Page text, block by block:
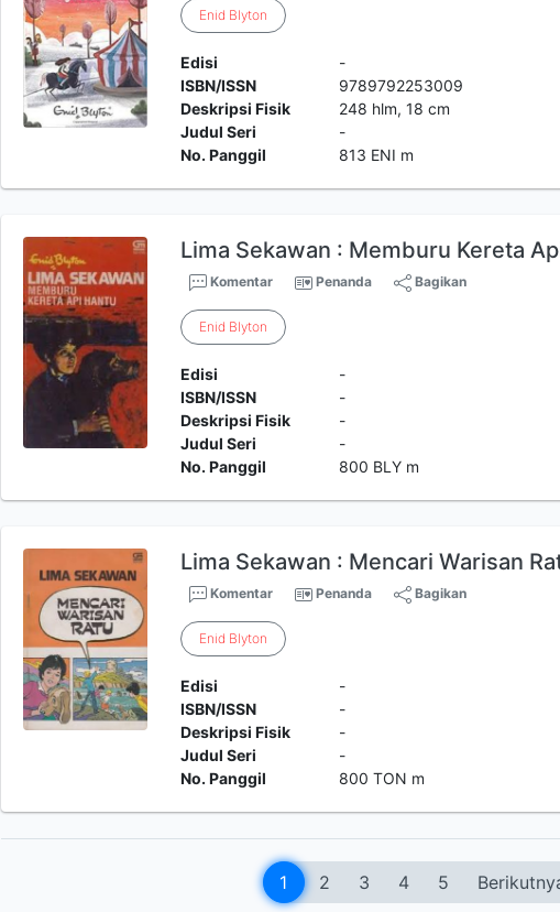
Enid Blyton
Edisi
-
ISBN/ISSN
9789792253009
Deskripsi Fisik
248 hlm, 18 cm
Judul Seri
-
No. Panggil
813 ENI m
Lima Sekawan : Memburu Kereta
Komentar Penanda Bagikan
Enid Blyton
Edisi
-
ISBN/ISSN
-
Deskripsi Fisik
-
Judul Seri
-
No. Panggil
800 BLY m
Lima Sekawan : Mencari Warisan
Komentar Penanda Bagikan
Enid Blyton
Edisi
-
ISBN/ISSN
-
Deskripsi Fisik
-
Judul Seri
-
No. Panggil
800 TON m
1 2 3 4 5